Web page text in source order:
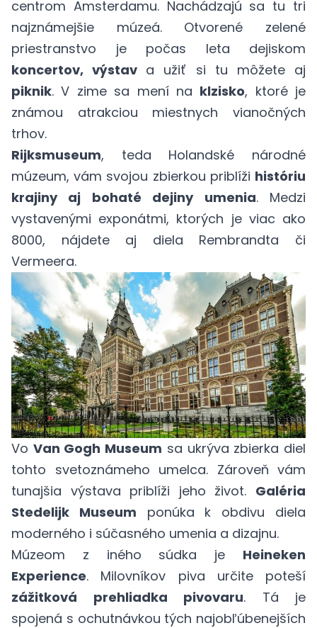
centrom Amsterdamu. Nachádzajú sa tu tri
najznámejšie múzeá. Otvorené zelené
priestranstvo je počas leta dejiskom
koncertov, výstav a užiť si tu môžete aj
piknik. V zime sa mení na klzisko, ktoré je
známou atrakciou miestnych vianočných
trhov.
Rijksmuseum, teda Holandské národné
múzeum, vám svojou zbierkou priblíži históriu
krajiny aj bohaté dejiny umenia. Medzi
vystavenými exponátmi, ktorých je viac ako
8000, nájdete aj diela Rembrandta či
Vermeera.
Vo Van Gogh Museum sa ukrýva zbierka diel
tohto svetoznámeho umelca. Zároveň vám
tunajšia výstava priblíži jeho život. Galéria
Stedelijk Museum ponúka k obdivu diela
moderného i súčasného umenia a dizajnu.
Múzeom z iného súdka je Heineken
Experience. Milovníkov piva určite poteší
zážitková prehliadka pivovaru. Tá je
spojená s ochutnávkou tých najobľúbenejších